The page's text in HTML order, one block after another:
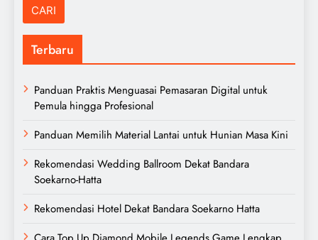
Terbaru
Panduan Praktis Menguasai Pemasaran Digital untuk
Pemula hingga Profesional
Panduan Memilih Material Lantai untuk Hunian Masa Kini
Rekomendasi Wedding Ballroom Dekat Bandara
Soekarno-Hatta
Rekomendasi Hotel Dekat Bandara Soekarno Hatta